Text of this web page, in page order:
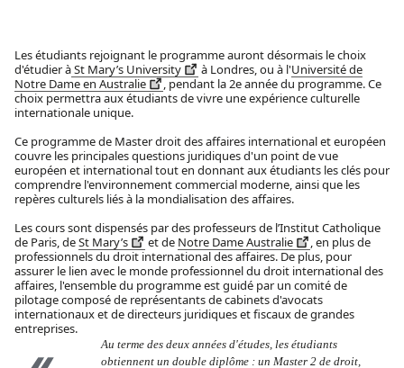
Les étudiants rejoignant le programme auront désormais le choix
d'étudier àSt Mary’s University à Londres, ou à l'Université de
Notre Dame en Australie
, pendant la 2e année du programme. Ce
choix permettra aux étudiants de vivre une expérience culturelle
internationale unique.
Ce programme de Master droit des affaires international et européen
couvre les principales questions juridiques d'un point de vue
européen et international tout en donnant aux étudiants les clés pour
comprendre l'environnement commercial moderne, ainsi que les
repères culturels liés à la mondialisation des affaires.
Les cours sont dispensés par des professeurs de l’Institut Catholique
de Paris, deSt Mary’s et de Notre Dame Australie
, en plus de
professionnels du droit international des affaires. De plus, pour
assurer le lien avec le monde professionnel du droit international des
affaires, l'ensemble du programme est guidé par un comité de
pilotage composé de représentants de cabinets d'avocats
internationaux et de directeurs juridiques et fiscaux de grandes
entreprises.
Au terme des deux années d'études, les étudiants
obtiennent un double diplôme : un Master 2 de droit,